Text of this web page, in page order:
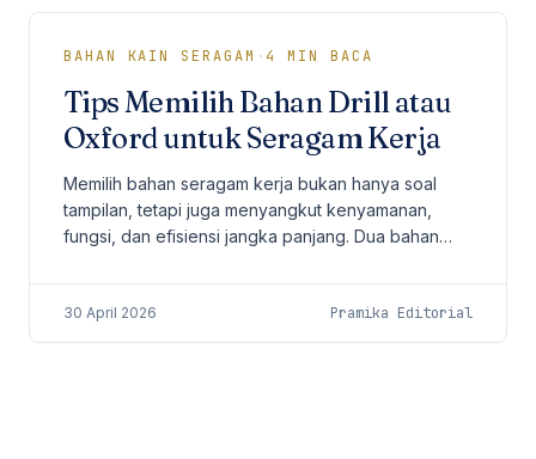
BAHAN KAIN SERAGAM ·4 MIN BACA
Tips Memilih Bahan Drill atau
Oxford untuk Seragam Kerja
Memilih bahan seragam kerja bukan hanya soal
tampilan, tetapi juga menyangkut kenyamanan,
fungsi, dan efisiensi jangka panjang. Dua bahan
perusahaan adalah...
30 April 2026 Pramika Editorial